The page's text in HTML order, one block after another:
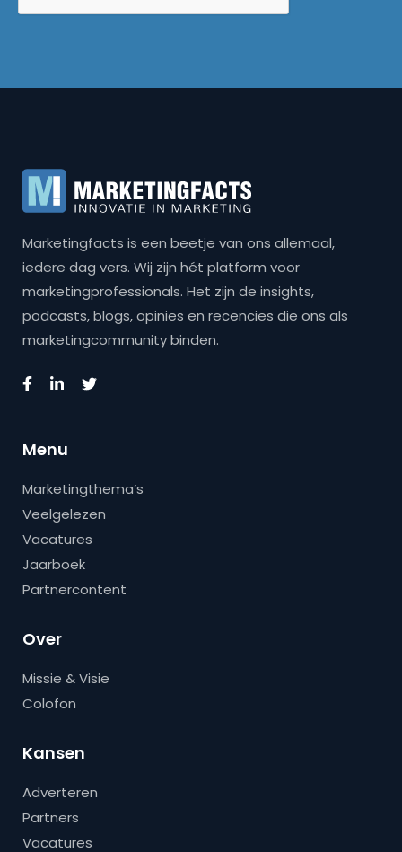
Marketingfacts is een beetje van ons allemaal,
iedere dag vers. Wij zijn hét platform voor
marketingprofessionals. Het zijn de insights,
podcasts, blogs, opinies en recencies die ons als
marketingcommunity binden.
Menu
Marketingthema’s
Veelgelezen
Vacatures
Jaarboek
Partnercontent
Over
Missie & Visie
Colofon
Kansen
Adverteren
Partners
Vacatures